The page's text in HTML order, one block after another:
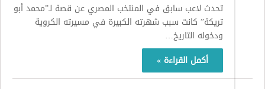
تحدث لاعب سابق في المنتخب المصري عن قصة لـ”محمد أبو
تريكة” كانت سبب شهرته الكبيرة في مسيرته الكروية
ودخوله التاريخ…
أكمل القراءة »